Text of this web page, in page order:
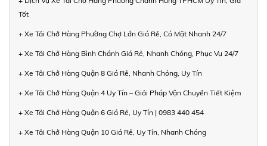
Tốt
+ Xe Tải Chở Hàng Phường Chợ Lớn Giá Rẻ, Có Mặt Nhanh 24/7
+ Xe Tải Chở Hàng Bình Chánh Giá Rẻ, Nhanh Chóng, Phục Vụ 24/7
+ Xe Tải Chở Hàng Quận 8 Giá Rẻ, Nhanh Chóng, Uy Tín
+ Xe Tải Chở Hàng Quận 4 Uy Tín – Giải Pháp Vận Chuyển Tiết Kiệm
+ Xe Tải Chở Hàng Quận 6 Giá Rẻ, Uy Tín | 0983 440 454
+ Xe Tải Chở Hàng Quận 10 Giá Rẻ, Uy Tín, Nhanh Chóng